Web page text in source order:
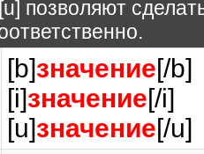
позволяют
[b]значение[/b]
[i]значение[/i]
[u]значение[/u]